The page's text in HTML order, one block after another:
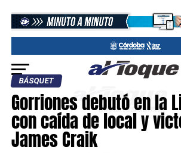
BÁSQUET
Gorriones debutó en la
con caída de local y
James Craik